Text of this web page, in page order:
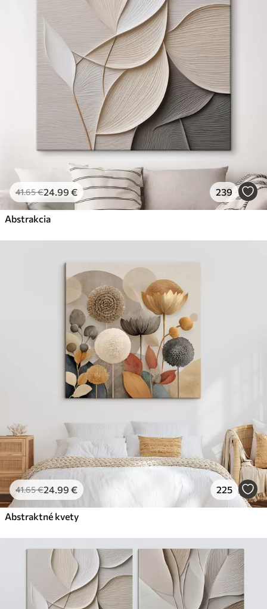
Ekologický materiál
Premium
.00
Žiarivé a sýte farby
Odolné voči vyblednutiu
Bezpečný atrament bez zápachu
Povrch podobný plátnu
Ekologický materiál
Eko-Premium
Od 39.00€
✓Žiarivé a sýte farby
✓Odolné voči vyblednutiu
Ekologický materiál
41.65€24.99 € 239
Abstrakcia
41.65€24.99 € 225
Abstraktné kvety